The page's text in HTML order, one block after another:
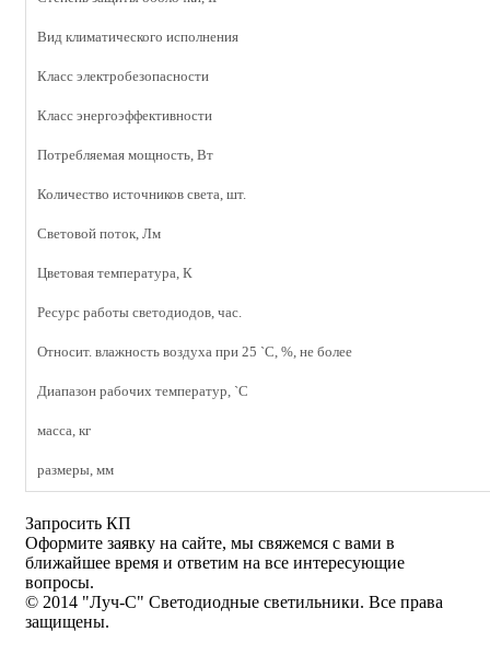
Вид климатического исполнения
Класс электробезопасности
Класс энергоэффективности
Потребляемая мощность, Вт
Количество источников света, шт.
Световой поток, Лм
Цветовая температура, К
Ресурс работы светодиодов, час.
Относит. влажность воздуха при 25 `С, %, не более
Диапазон рабочих температур, `С
масса, кг
размеры, мм
Запросить КП
Оформите заявку на сайте, мы свяжемся с вами в
ближайшее время и ответим на все интересующие
вопросы.
© 2014 "Луч-С" Светодиодные светильники. Все права
защищены.